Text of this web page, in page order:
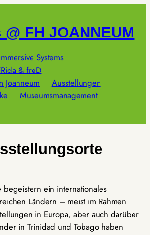
FH JOANNEUM
Systems
& freD
Joanneum
Ausstellungen
Museumsmanagement
begeistern ein internationales
Ländern – meist im Rahmen
in Europa, aber auch darüber
in Trinidad und Tobago haben